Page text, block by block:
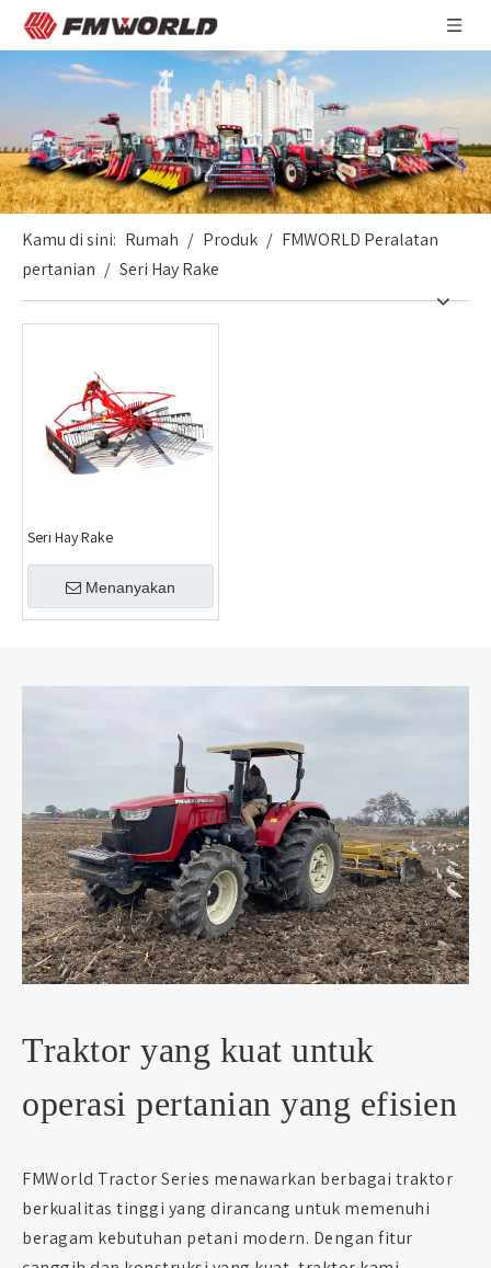
Kamu di sini: Rumah / Produk / FMWORLD Peralatan
pertanian / Seri Hay Rake
Seri Hay Rake
Menanyakan
Traktor yang kuat untuk
operasi pertanian yang efisien
FMWorld Tractor Series menawarkan berbagai traktor
berkualitas tinggi yang dirancang untuk memenuhi
beragam kebutuhan petani modern. Dengan fitur